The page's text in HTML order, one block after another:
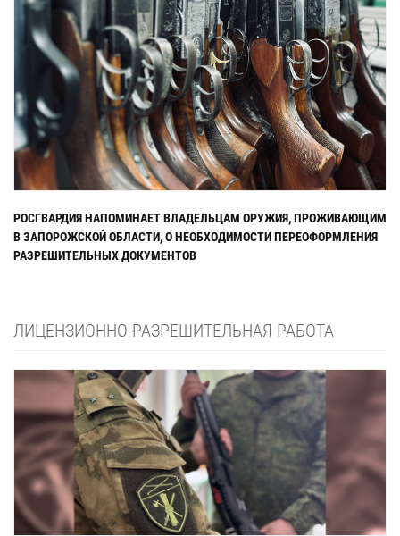
РОСГВАРДИЯ НАПОМИНАЕТ ВЛАДЕЛЬЦАМ ОРУЖИЯ, ПРОЖИВАЮЩИМ
В ЗАПОРОЖСКОЙ ОБЛАСТИ, О НЕОБХОДИМОСТИ ПЕРЕОФОРМЛЕНИЯ
РАЗРЕШИТЕЛЬНЫХ ДОКУМЕНТОВ
ЛИЦЕНЗИОННО-РАЗРЕШИТЕЛЬНАЯ РАБОТА